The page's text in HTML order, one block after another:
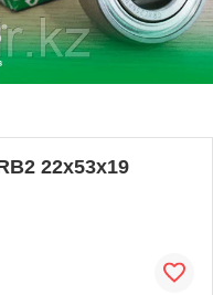
22x53x19